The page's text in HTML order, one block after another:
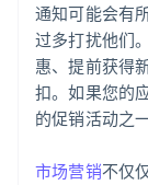
通知可能会有
过多打扰他们
惠、提前获得
扣。如果您的
的促销活动之一
市场营销不仅